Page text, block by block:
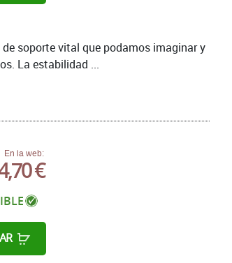
soporte vital que podamos imaginar y
La estabilidad ...
En la web:
€